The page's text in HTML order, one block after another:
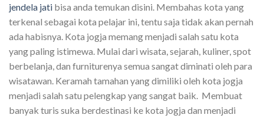
jendela jati bisa anda temukan disini. Membahas kota yang
terkenal sebagai kota pelajar ini, tentu saja tidak akan pernah
ada habisnya. Kota jogja memang menjadi salah satu kota
yang paling istimewa. Mulai dari wisata, sejarah, kuliner, spot
berbelanja, dan furniturenya semua sangat diminati oleh para
wisatawan. Keramah tamahan yang dimiliki oleh kota jogja
menjadi salah satu pelengkap yang sangat baik. Membuat
banyak turis suka berdestinasi ke kota jogja dan menjadi